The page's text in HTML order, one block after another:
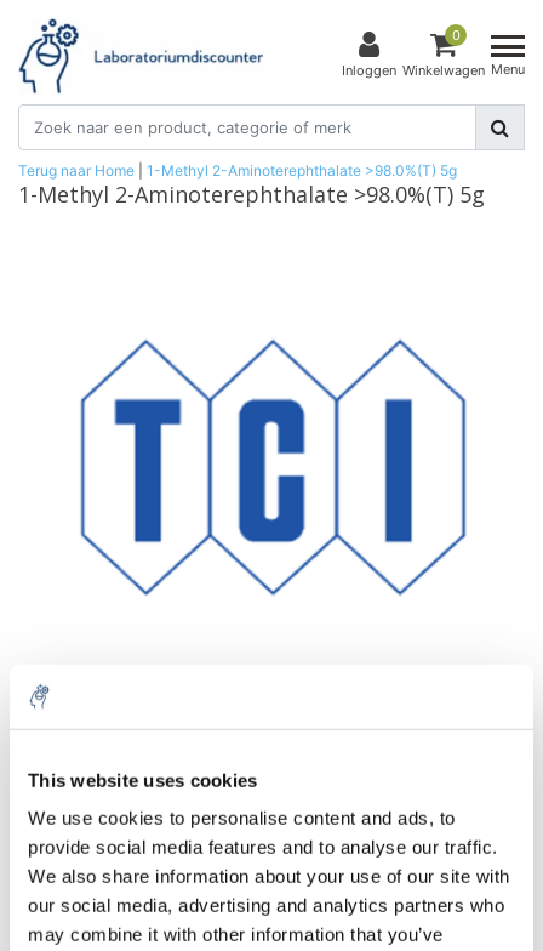
This website uses cookies
We use cookies to personalise content and ads, to
provide social media features and to analyse our traffic.
We also share information about your use of our site with
our social media, advertising and analytics partners who
may combine it with other information that you’ve
Inloggen
0
Winkelwagen Menu
Terug naar Home 1-Methyl 2-Aminoterephthalate >98.0%(T) 5g
1-Methyl 2-Aminoterephthalate >98.0%(T) 5g
1 Stuk Excl. btw
€58,43
Incl. btw
Toevoegen aan winkelwagen